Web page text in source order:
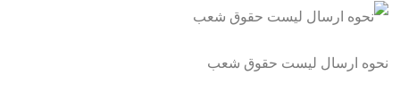
نحوه ارسال لیست حقوق شعب